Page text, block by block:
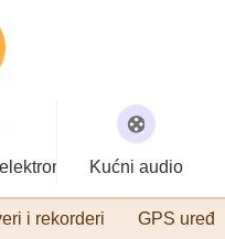
Kućni audio
i rekorderi GPS